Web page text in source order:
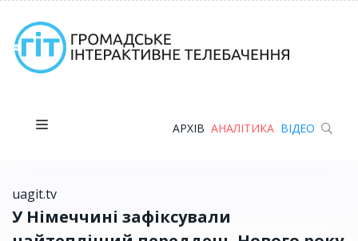
АРХІВ АНАЛІТИКА ВІДЕО
uagit.tv
У Німеччині зафіксували